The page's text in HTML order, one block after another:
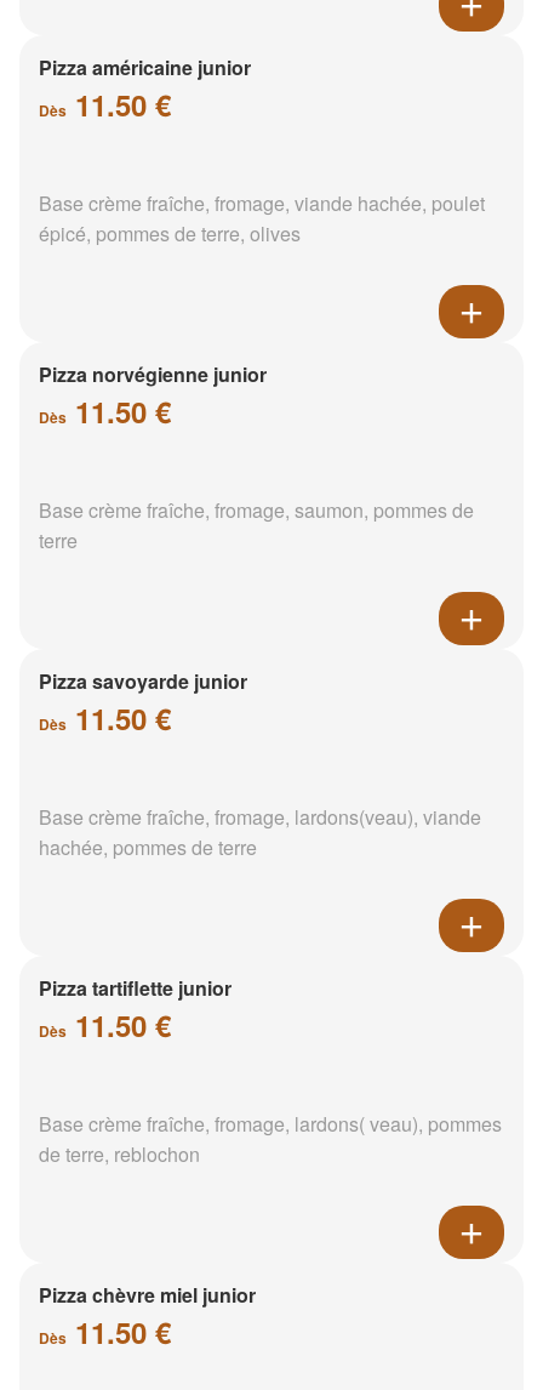
Pizza américaine junior
Dès 11.50 €
Base crème fraîche, fromage, viande hachée, poulet
épicé, pommes de terre, olives
Pizza norvégienne junior
Dès 11.50 €
Base crème fraîche, fromage, saumon, pommes de
terre
Pizza savoyarde junior
Dès 11.50 €
Base crème fraîche, fromage, lardons(veau), viande
hachée, pommes de terre
Pizza tartiflette junior
Dès 11.50 €
Base crème fraîche, fromage, lardons( veau), pommes
de terre, reblochon
Pizza chèvre miel junior
Dès 11.50 €